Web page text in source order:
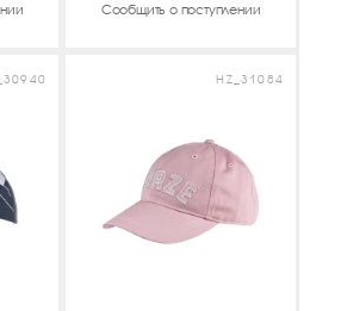
Сообщить о поступлении
HZ_31084